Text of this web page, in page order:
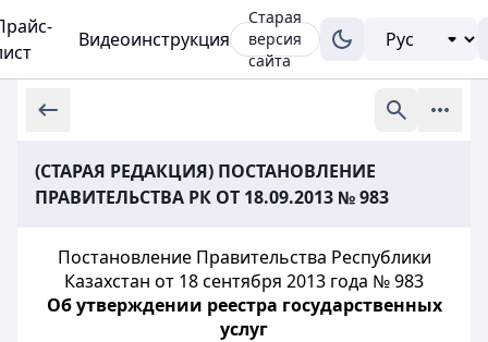
Видеоинструкция
Старая
версия
сайта
(СТАРАЯ РЕДАКЦИЯ) ПОСТАНОВЛЕНИЕ
ПРАВИТЕЛЬСТВА РК ОТ 18.09.2013 № 983
Постановление Правительства Республики
Казахстан от 18 сентября 2013 года № 983
Об утверждении реестра государственных
услуг